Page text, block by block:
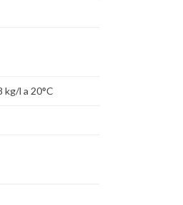
kg/l a 20°C